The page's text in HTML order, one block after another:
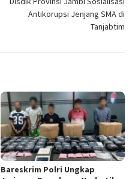
Antikorupsi Jenjang SMA di
Tanjabtim
Bareskrim Polri Ungkap